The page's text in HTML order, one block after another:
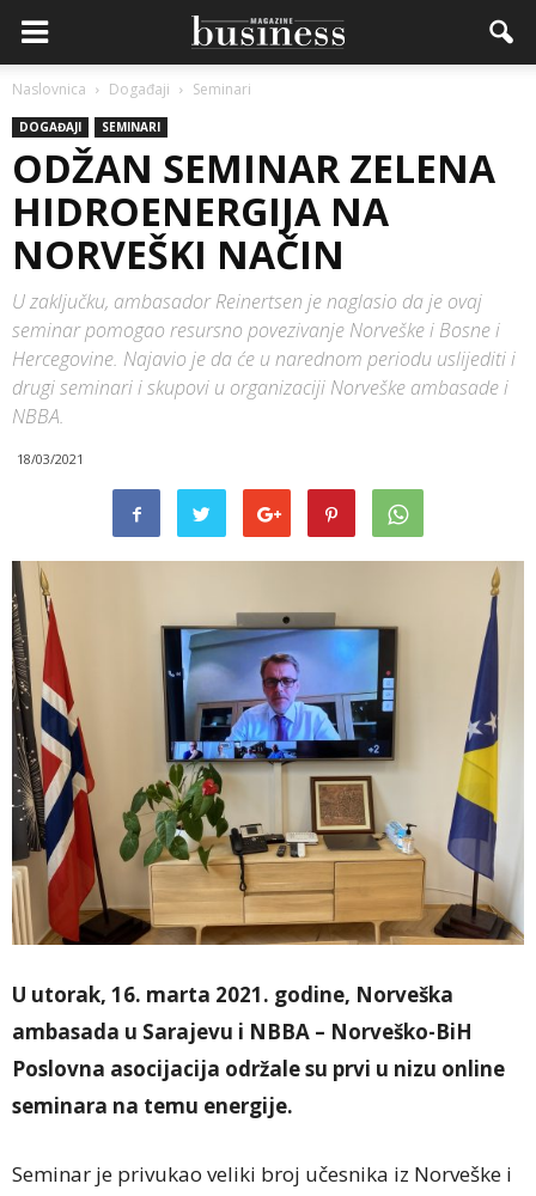
Naslovnica Događaji Seminari
DOGAĐAJI SEMINARI
ODŽAN SEMINAR ZELENA
HIDROENERGIJA NA
NORVEŠKI NAČIN
U zaključku, ambasador Reinertsen je naglasio da je ovaj
seminar pomogao resursno povezivanje Norveške i Bosne i
Hercegovine. Najavio je da će u narednom periodu uslijediti i
drugi seminari i skupovi u organizaciji Norveške ambasade i
NBBA.
18/03/2021
U utorak, 16. marta 2021. godine, Norveška
ambasada u Sarajevu i NBBA – Norveško-BiH
Poslovna asocijacija održale su prvi u nizu online
seminara na temu energije.
Seminar je privukao veliki broj učesnika iz Norveške i